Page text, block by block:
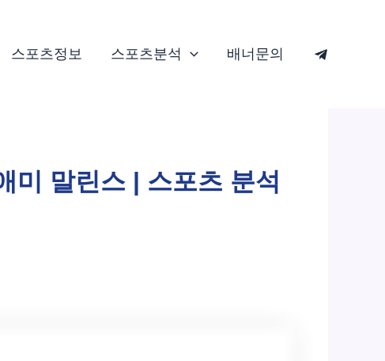
스포츠정보 스포츠분석 배너문의
미 말린스 | 스포츠 분석